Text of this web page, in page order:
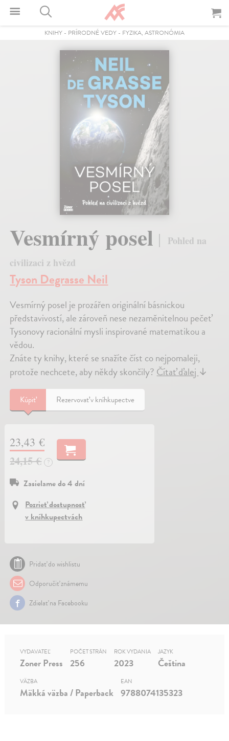
KNIHY - PRÍRODNÉ VEDY - FYZIKA, ASTRONÓMIA
Vesmírný posel
Pohled na
civilizaci z hvězd
Tyson Degrasse Neil
Vesmírný posel je prozářen originální básnickou
představivostí, ale zároveň nese nezaměnitelnou pečeť
Tysonovy racionální mysli inspirované matematikou a
vědou.
Znáte ty knihy, které se snažíte číst co nejpomaleji,
protože nechcete, aby někdy skončily?Čítať ďalej↓
Kúpiť Rezervovať v kníhkupectve
23,43 €
24,15 €
?
Zasielame do 4 dní
Pozrieť dostupnosť
v kníhkupectvách
Pridať do wishlistu
Odporučiť známemu
Zdielať na Facebooku
VYDAVATEĽ
Zoner Press
POČET STRÁN
256
ROK VYDANIA
2023
JAZYK
Čeština
VÄZBA
Mäkká väzba / Paperback
EAN
9788074135323